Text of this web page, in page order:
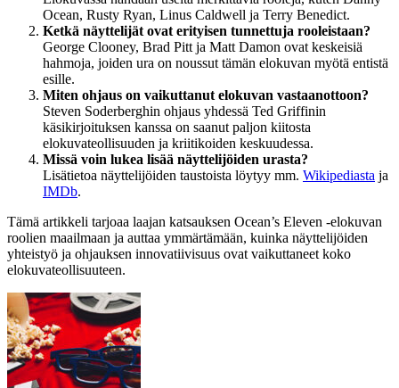
Ocean, Rusty Ryan, Linus Caldwell ja Terry Benedict.
Ketkä näyttelijät ovat erityisen tunnettuja rooleistaan?
George Clooney, Brad Pitt ja Matt Damon ovat keskeisiä
hahmoja, joiden ura on noussut tämän elokuvan myötä entistä
esille.
Miten ohjaus on vaikuttanut elokuvan vastaanottoon?
Steven Soderberghin ohjaus yhdessä Ted Griffinin
käsikirjoituksen kanssa on saanut paljon kiitosta
elokuvateollisuuden ja kriitikoiden keskuudessa.
Missä voin lukea lisää näyttelijöiden urasta?
Lisätietoa näyttelijöiden taustoista löytyy mm. Wikipediasta ja
IMDb.
Tämä artikkeli tarjoaa laajan katsauksen Ocean’s Eleven -elokuvan
roolien maailmaan ja auttaa ymmärtämään, kuinka näyttelijöiden
yhteistyö ja ohjauksen innovatiivisuus ovat vaikuttaneet koko
elokuvateollisuuteen.